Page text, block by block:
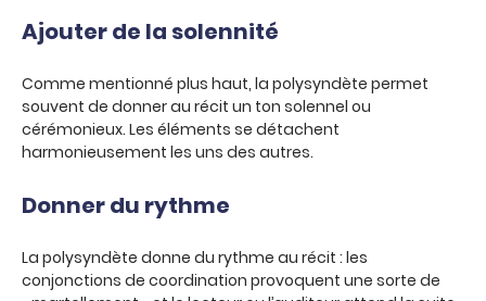
Ajouter de la solennité
Comme mentionné plus haut, la polysyndète permet
souvent de donner au récit un ton solennel ou
cérémonieux. Les éléments se détachent
harmonieusement les uns des autres.
Donner du rythme
La polysyndète donne du rythme au récit : les
conjonctions de coordination provoquent une sorte de